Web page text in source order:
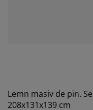
Lemn masiv de pin.
208x131x139 cm